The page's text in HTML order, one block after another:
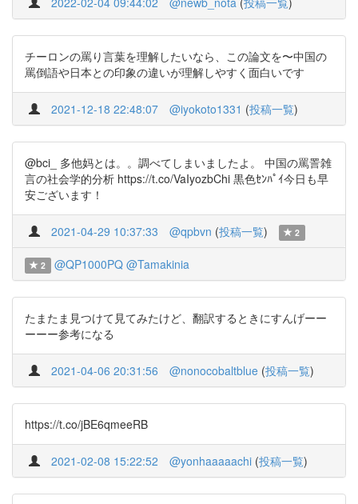
チーロンの罵り言葉を理解したいなら、この論文を〜中国の
罵倒語や日本との印象の違いが理解しやすく面白いです
2021-12-18 22:48:07 @iyokoto1331 (投稿一覧)
@bci_ 多他妈とは。。調べてしまいましたよ。 中国の罵詈雑
言の社会学的分析 https://t.co/VaIyozbChi 黒色ｾﾝﾊﾟｲ今日も早
安ございます！
2021-04-29 10:37:33 @qpbvn (投稿一覧) 2
2 @QP1000PQ @Tamakinia
たまたま見つけて見てみたけど、翻訳するときにすんげーー
ーーー参考になる
2021-04-06 20:31:56 @nonocobaltblue (投稿一覧)
https://t.co/jBE6qmeeRB
2021-02-08 15:22:52 @yonhaaaaachi (投稿一覧)